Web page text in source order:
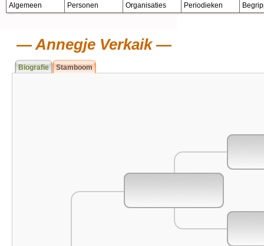
Algemeen Personen Organisaties Periodieken
Annegje Verkaik
Biografie Stamboom